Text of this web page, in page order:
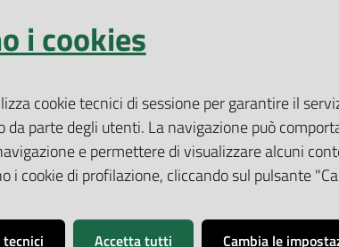
Pollini
Radioattività
Rumore
Siti contaminati
Suolo
i cookies
cookie tecnici di sessione per garantire il
da parte degli utenti. La navigazione può
e permettere di visualizzare alcuni
i cookie di profilazione, cliccando sul pulsante
tecnici Accetta tutti Cambia le